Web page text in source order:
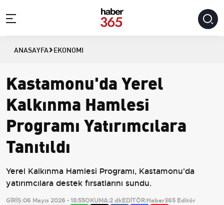
ANASAYFA EKONOMI
Kastamonu'da Yerel
Kalkınma Hamlesi
Programı Yatırımcılara
Tanıtıldı
Yerel Kalkınma Hamlesi Programı, Kastamonu'da
yatırımcılara destek fırsatlarını sundu.
GİRİŞ:06 Mayıs 2026 - 18:55OKUMA:2 dkEDİTÖR:Haber365 Editör